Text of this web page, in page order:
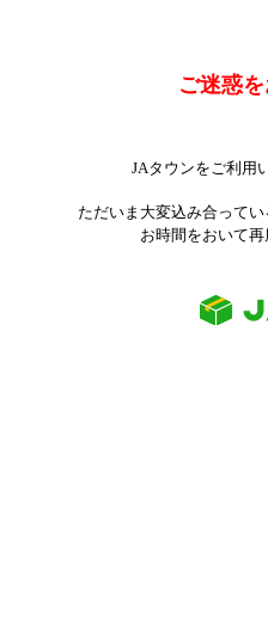
ご迷惑
JAタウンをご利用
ただいま大変込み合って
お時間をおいて